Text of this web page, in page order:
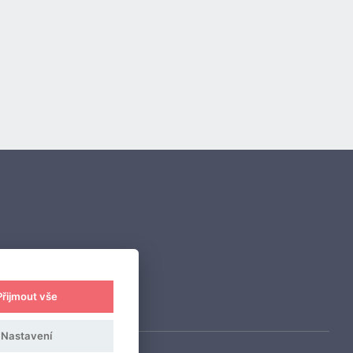
vše
Nastavení